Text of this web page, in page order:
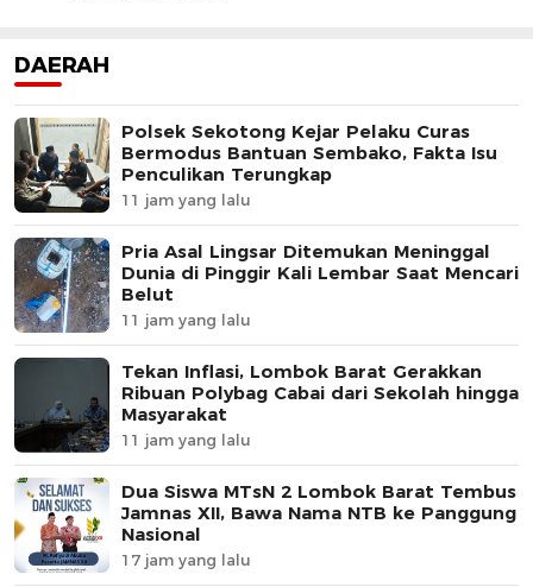
DAERAH
Polsek Sekotong Kejar Pelaku Curas
Bermodus Bantuan Sembako, Fakta Isu
Penculikan Terungkap
11 jam yang lalu
Pria Asal Lingsar Ditemukan Meninggal
Dunia di Pinggir Kali Lembar Saat Mencari
Belut
11 jam yang lalu
Tekan Inflasi, Lombok Barat Gerakkan
Ribuan Polybag Cabai dari Sekolah hingga
Masyarakat
11 jam yang lalu
Dua Siswa MTsN 2 Lombok Barat Tembus
Jamnas XII, Bawa Nama NTB ke Panggung
Nasional
17 jam yang lalu